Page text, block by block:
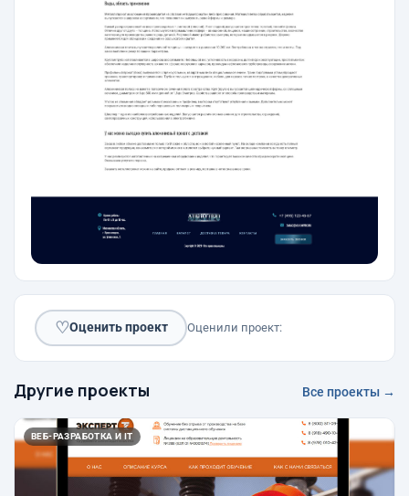
♡Оценить проект Оценили проект:
Другие проекты Все проекты →
ВЕБ-РАЗРАБОТКА И IT